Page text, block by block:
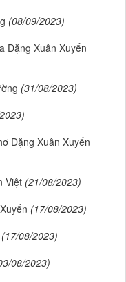
(08/09/2023)
Đặng Xuân Xuyến
(31/08/2023)
Đặng Xuân Xuyến
Việt (21/08/2023)
(17/08/2023)
(17/08/2023)
08/2023)